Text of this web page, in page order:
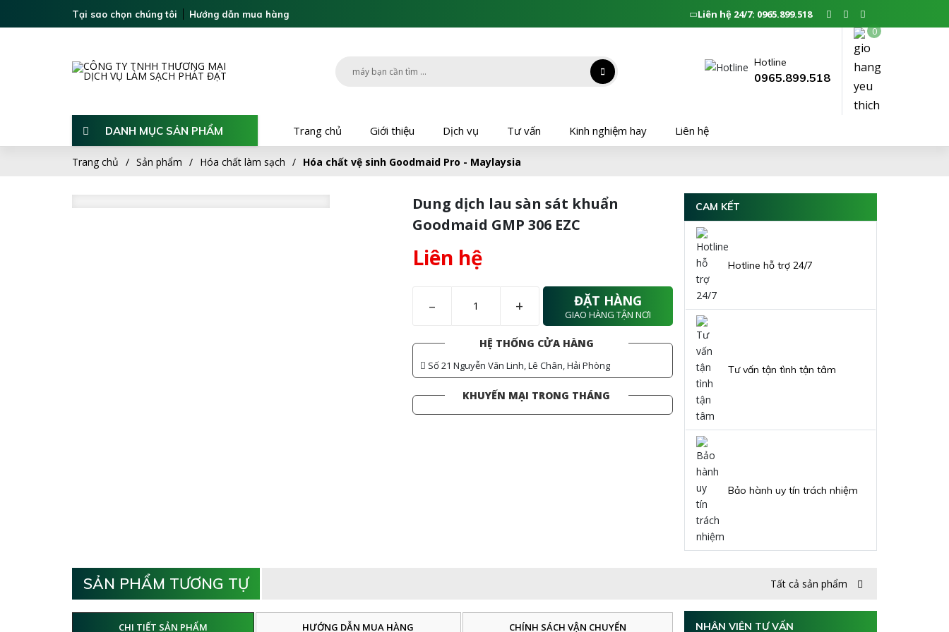
Tại sao chọn chúng tôi Hướng dẫn mua hàng Liên hệ 24/7: 0965.899.518
Hotline
0965.899.518
0
DANH MỤC SẢN PHẨM Trang chủ Giới thiệu Dịch vụ Tư vấn Kinh nghiệm hay Liên hệ
DANH MỤC SẢN PHẨM Liên hệ
Trang chủ Sản phẩm Hóa chất làm sạch Hóa chất vệ sinh Goodmaid Pro - Maylaysia
Dung dịch lau sàn sát khuẩn
Goodmaid GMP 306 EZC
Liên hệ
– + ĐẶT HÀNG
GIAO HÀNG TẬN NƠI
HỆ THỐNG CỬA HÀNG
Số 21 Nguyễn Văn Linh, Lê Chân, Hải Phòng
KHUYẾN MẠI TRONG THÁNG
CAM KẾT
Hotline hỗ trợ 24/7
Tư vấn tận tình tận tâm
Bảo hành uy tín trách nhiệm
SẢN PHẨM TƯƠNG TỰ Tất cả sản phẩm
CHI TIẾT SẢN PHẨM HƯỚNG DẪN MUA HÀNG CHÍNH SÁCH VẬN CHUYỂN NHÂN VIÊN TƯ VẤN